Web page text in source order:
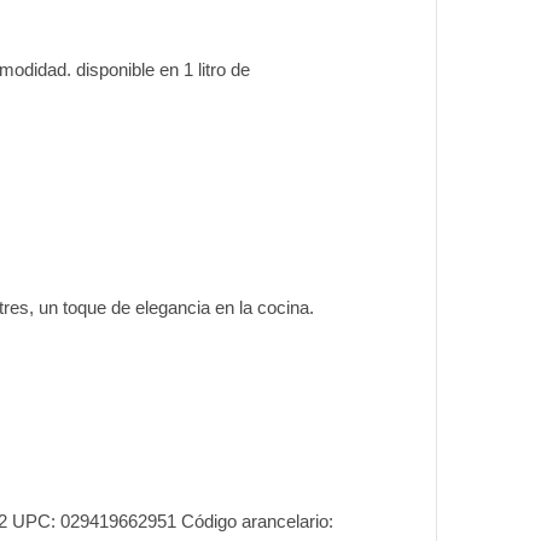
disponible en 1 litro de
un toque de elegancia en la cocina.
UPC: 029419662951 Código arancelario: